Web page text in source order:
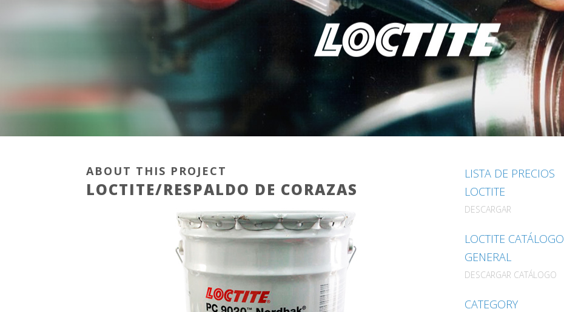
ABOUT THIS PROJECT
LOCTITE/RESPALDO DE CORAZAS
LISTA DE PRECIOS
LOCTITE
DESCARGAR
LOCTITE CATÁLOGO
GENERAL
DESCARGAR CATÁLOGO
CATEGORY